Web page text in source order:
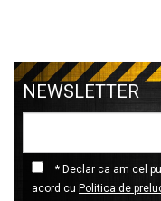
NEWSLETTER
* Declar ca am cel
acord cu Politica de